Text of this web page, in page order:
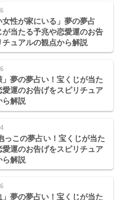
女性が家にいる」夢の夢占
が当たる予兆や恋愛運のお告
チュアルの観点から解説
」夢の夢占い！宝くじが当た
愛運のお告げをスピリチュア
ら解説
っこの夢占い！宝くじが当た
愛運のお告げをスピリチュア
ら解説
」夢の夢占い！宝くじが当た